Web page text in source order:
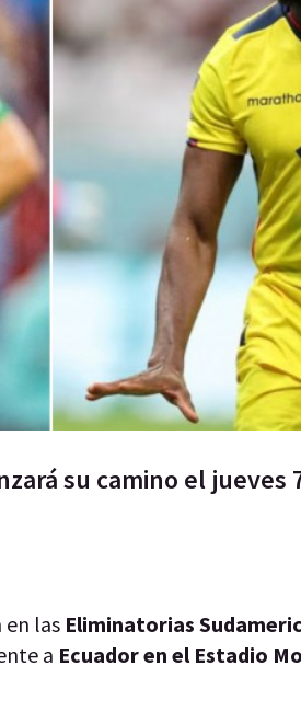
su camino el jueves
las Eliminatorias
a Ecuador en el Estadio